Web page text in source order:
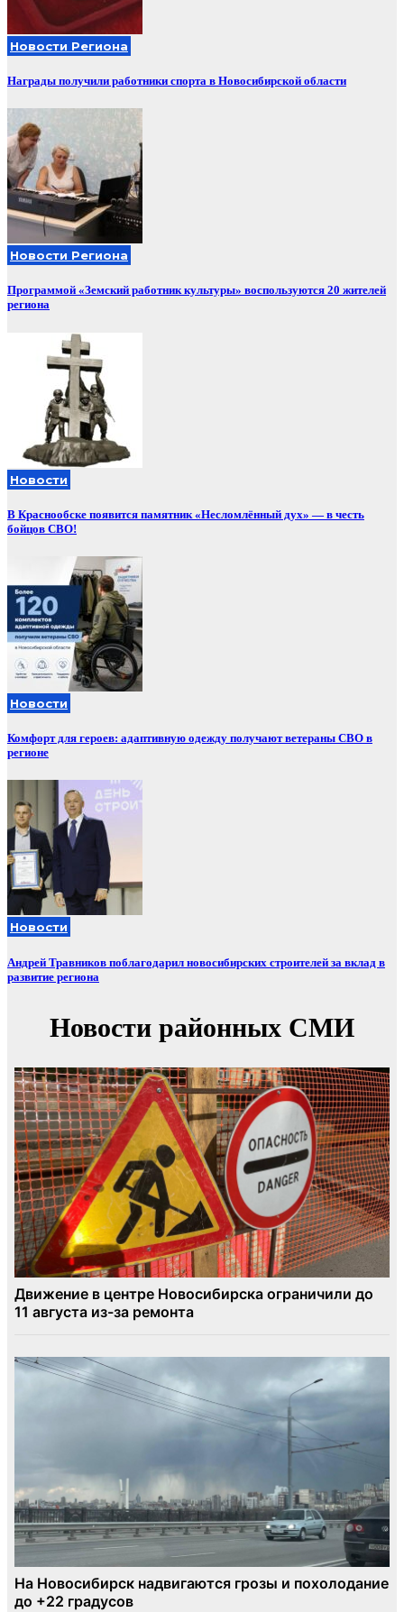
Новости Региона
Награды получили работники спорта в Новосибирской области
Новости Региона
Программой «Земский работник культуры» воспользуются 20 жителей
региона
Новости
В Краснообске появится памятник «Несломлённый дух» — в честь
бойцов СВО!
Новости
Комфорт для героев: адаптивную одежду получают ветераны СВО в
регионе
Новости
Андрей Травников поблагодарил новосибирских строителей за вклад в
развитие региона